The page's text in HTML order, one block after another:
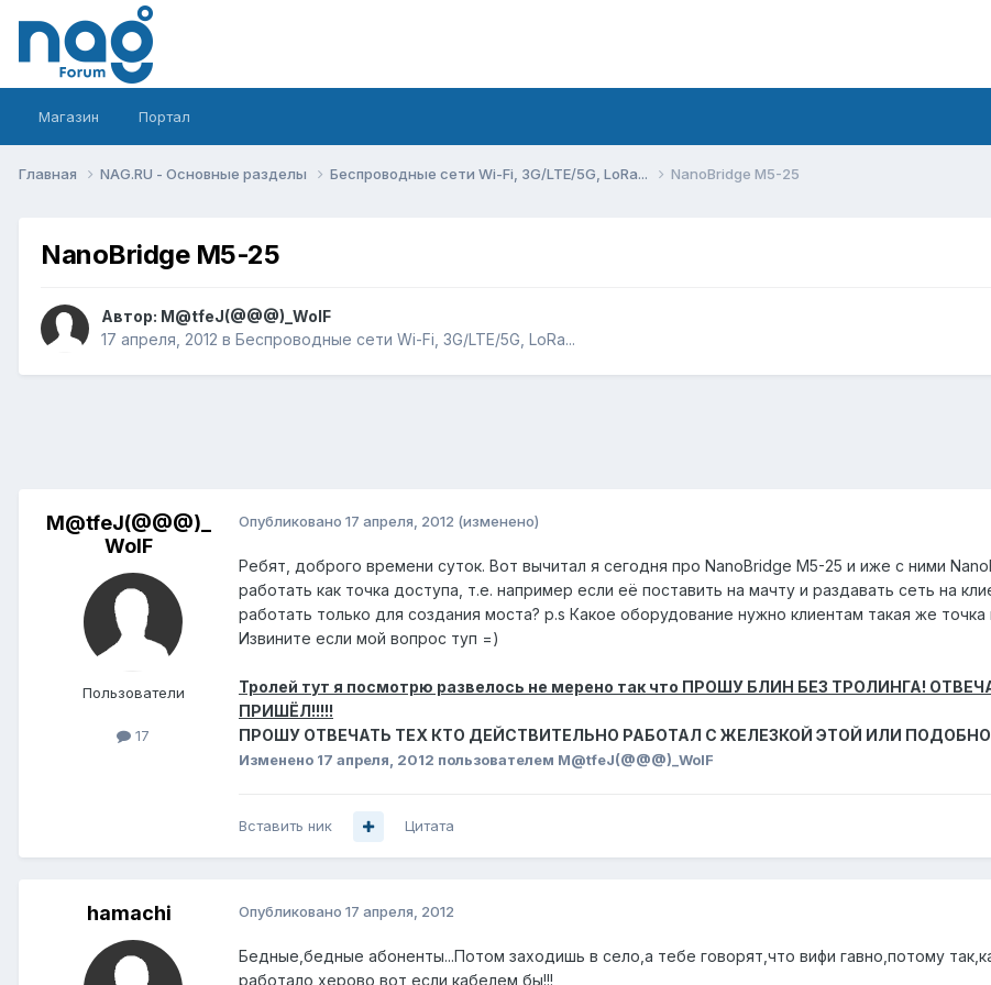
Магазин Портал
Главная NAG.RU - Основные разделы Беспроводные сети Wi-Fi, 3G/LTE/5G, LoRa... NanoBridge M5-25
NanoBridge M5-25
Автор: M@tfeJ(@@@)_WolF
17 апреля, 2012 в Беспроводные сети Wi-Fi, 3G/LTE/5G, LoRa...
M@tfeJ(@@@)_
WolF
Пользователи
17
Опубликовано 17 апреля, 2012 (изменено)
Ребят, доброго времени суток. Вот вычитал я сегодня про NanoBridge M5-25 и иже с ними
работать как точка доступа, т.е. например если её поставить на мачту и раздавать сеть на
работать только для создания моста? p.s Какое оборудование нужно клиентам такая же точка
Извините если мой вопрос туп =)
Тролей тут я посмотрю развелось не мерено так что ПРОШУ БЛИН БЕЗ ТРОЛИНГА!
ПРИШЁЛ!!!!!
ПРОШУ ОТВЕЧАТЬ ТЕХ КТО ДЕЙСТВИТЕЛЬНО РАБОТАЛ С ЖЕЛЕЗКОЙ ЭТОЙ ИЛИ
Изменено 17 апреля, 2012 пользователем M@tfeJ(@@@)_WolF
Вставить ник Цитата
hamachi Опубликовано 17 апреля, 2012
Бедные,бедные абоненты...Потом заходишь в село,а тебе говорят,что вифи гавно,потому
работало херово,вот если кабелем бы!!!